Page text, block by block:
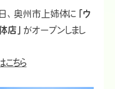
奥州市上姉体に
「ウ
店」 がオープンしまし
ちら